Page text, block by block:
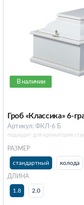
В наличии
Гроб «Классика» 6-
Артикул: ФКЛ-6 Б
подходит для крематория
РАЗМЕР
стандартный колода
ДЛИНА
1.8 2.0